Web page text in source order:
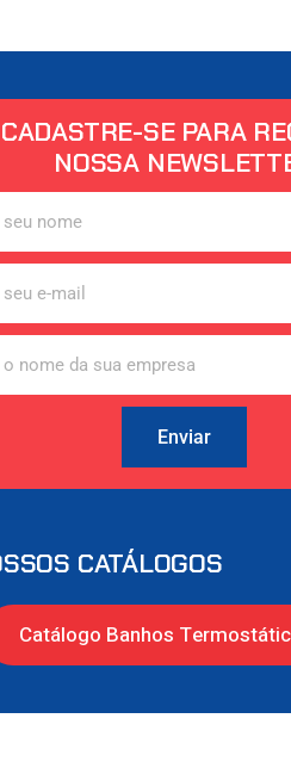
CADASTRE-SE PARA
NOSSA
Enviar
CATÁLOGOS
Catálogo Banhos